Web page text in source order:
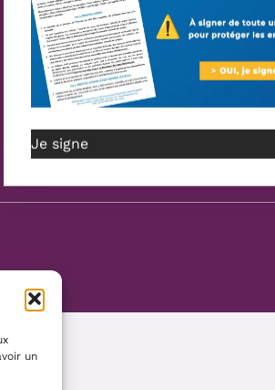
un
Je signe